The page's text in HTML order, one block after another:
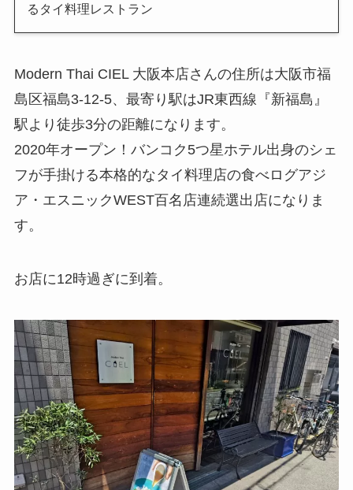
るタイ料理レストラン
Modern Thai CIEL 大阪本店さんの住所は大阪市福
島区福島3-12-5、最寄り駅はJR東西線『新福島』
駅より徒歩3分の距離になります。
2020年オープン！バンコク5つ星ホテル出身のシェ
フが手掛ける本格的なタイ料理店の食べログアジ
ア・エスニックWEST百名店連続選出店になりま
す。
お店に12時過ぎに到着。